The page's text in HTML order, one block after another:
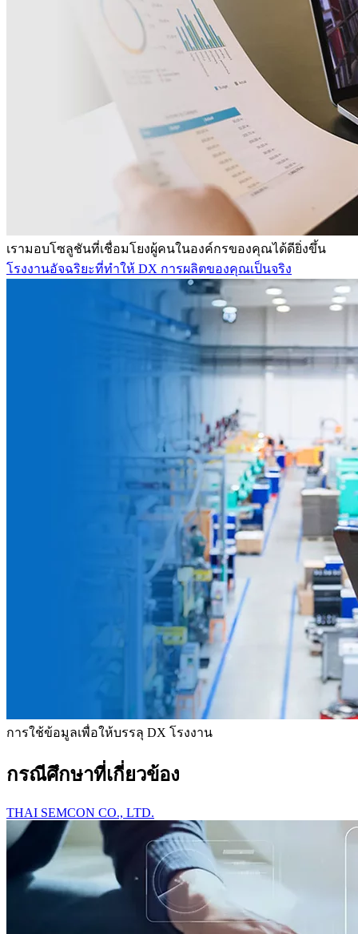
เรามอบโซลูชันที่เชื่อมโยงผู้คนในองค์กรของคุณได้ดียิ่งขึ้น
โรงงานอัจฉริยะที่ทำให้ DX การผลิตของคุณเป็นจริง
การใช้ข้อมูลเพื่อให้บรรลุ DX โรงงาน
กรณีศึกษาที่เกี่ยวข้อง
THAI SEMCON CO., LTD.